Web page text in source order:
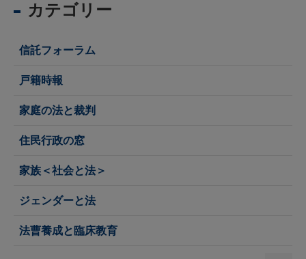
カテゴリー
信託フォーラム
戸籍時報
家庭の法と裁判
住民行政の窓
家族＜社会と法＞
ジェンダーと法
法曹養成と臨床教育